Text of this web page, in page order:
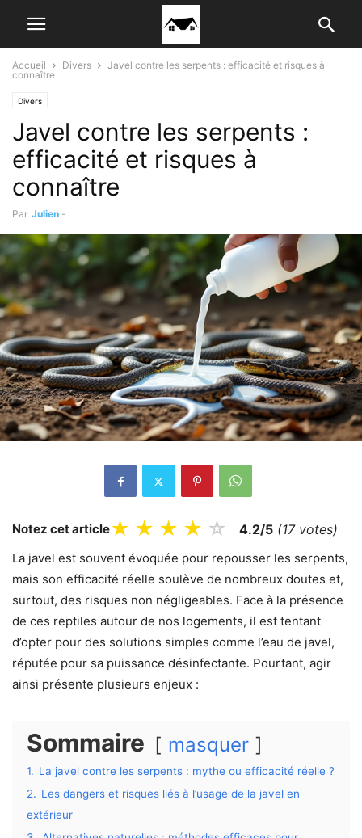
Accueil Divers
Javel contre les serpents : efficacité et risques à
connaître
Divers
Javel contre les serpents :
efficacité et risques à
connaître
Par Julien -
Notez cet article★ ★ ★ ★ ☆ 4.2/5 (17 votes)
La javel est souvent évoquée pour repousser les serpents,
mais son efficacité réelle soulève de nombreux doutes et,
surtout, des risques non négligeables. Face à la présence
de ces reptiles autour de nos logements, il est tentant
d’opter pour des solutions simples comme l’eau de javel,
réputée pour sa puissance désinfectante. Pourtant, agir
ainsi présente plusieurs enjeux :
Sommaire masquer
1. La javel contre les serpents : mythe ou efficacité réelle ?
2. Les dangers et risques liés à l’usage de la javel en
extérieur